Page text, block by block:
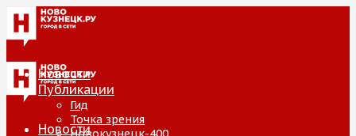
Новости
Публикации
Гид
Точка зрения
Новости